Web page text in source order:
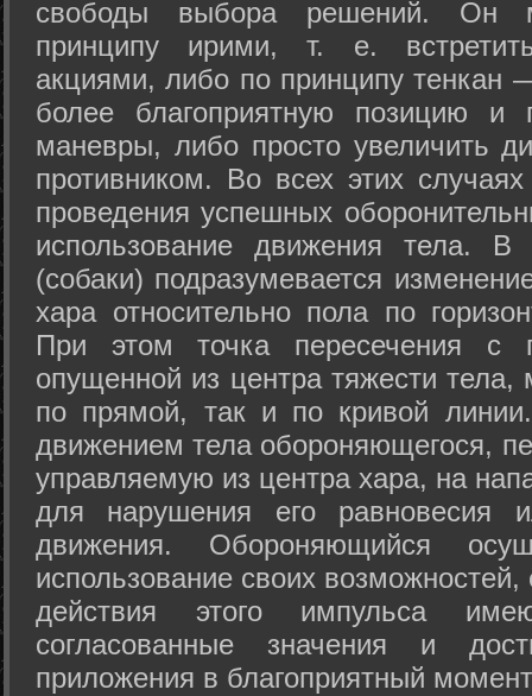
свободы выбора решений. Он
принципу ирими, т. е.
акциями, либо по принципу тенкан
более благоприятную позицию и
маневры, либо просто увеличить
противником. Во всех этих
проведения успешных
использование движения тела.
(собаки) подразумевается
хара относительно пола по
При этом точка пересечения с
опущенной из центра тяжести
по прямой, так и по кривой
движением тела обороняющегося,
управляемую из центра хара, на
для нарушения его равновесия
движения. Обороняющийся
использование своих
действия этого импульса
согласованные значения и
приложения в благоприятный